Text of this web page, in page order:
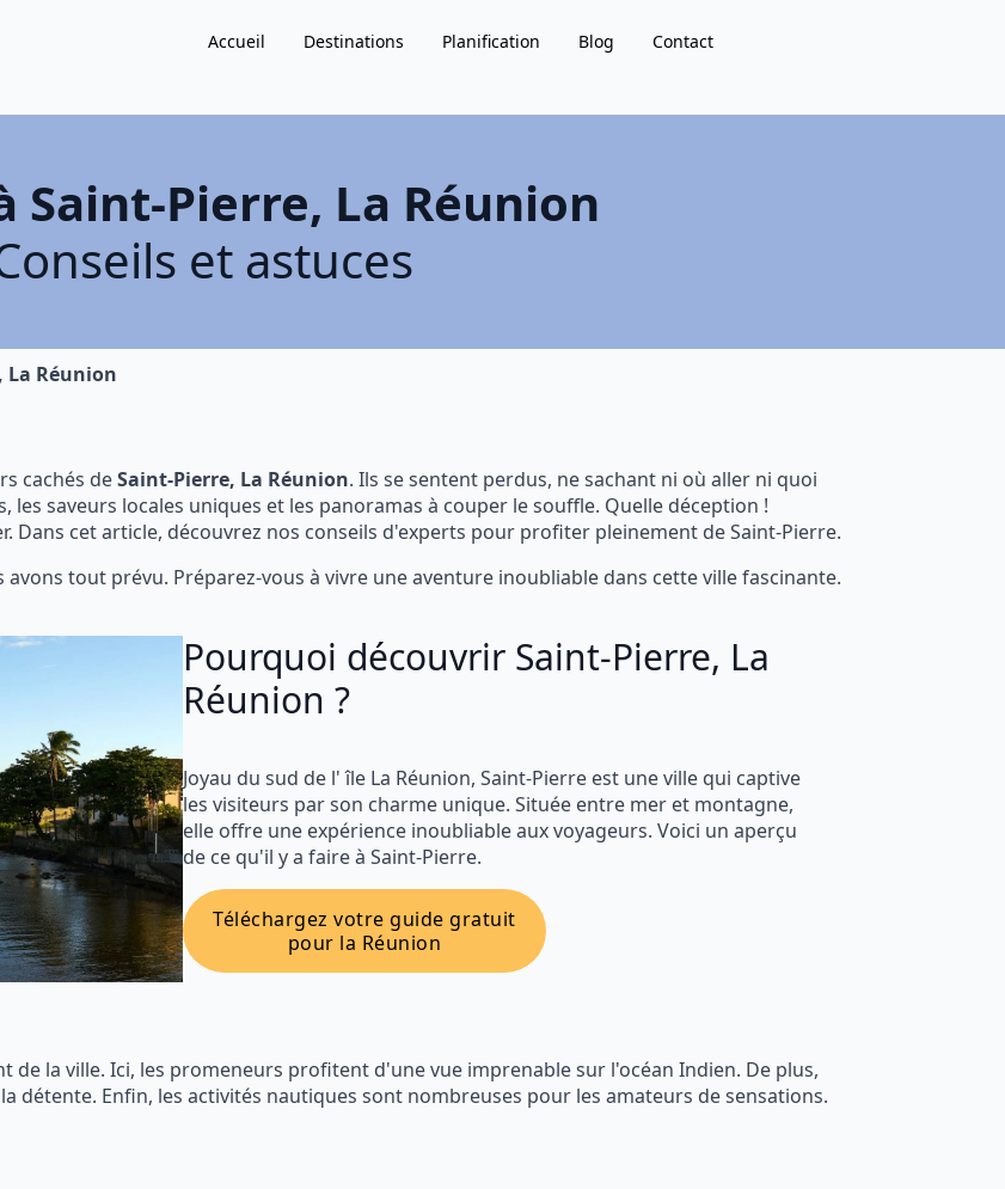
Accueil Destinations Planification Blog Contact
Saint-Pierre, La Réunion
et astuces
La Réunion
cachés deSaint-Pierre, La Réunion. Ils se sentent perdus, ne sachant ni où aller ni quoi
saveurs locales uniques et les panoramas à couper le souffle. Quelle déception !
Dans cet article, découvrez nos conseils d'experts pour profiter pleinement de Saint-Pierre.
tout prévu. Préparez-vous à vivre une aventure inoubliable dans cette ville fascinante.
Pourquoi découvrir Saint-Pierre, La
Réunion ?
Joyau du sud de l' île La Réunion, Saint-Pierre est une ville qui captive
les visiteurs par son charme unique. Située entre mer et montagne,
elle offre une expérience inoubliable aux voyageurs. Voici un aperçu
de ce qu'il y a faire à Saint-Pierre.
Téléchargez votre guide gratuit
pour la Réunion
la ville. Ici, les promeneurs profitent d'une vue imprenable sur l'océan Indien. De plus,
détente. Enfin, les activités nautiques sont nombreuses pour les amateurs de sensations.